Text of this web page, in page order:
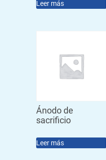
Leer más
Ánodo de
sacrificio
Leer más